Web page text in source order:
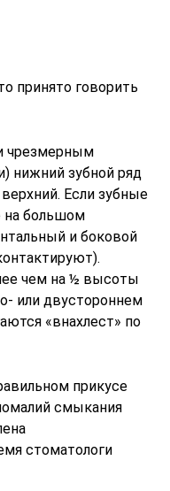
принято говорить
чрезмерным
нижний зубной ряд
Если зубные
на большом
и боковой
чем на ½ высоты
или двустороннем
«внахлест» по
прикусе
смыкания
стоматологи